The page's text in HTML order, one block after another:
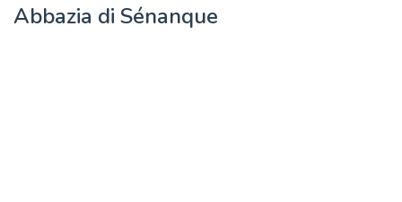
Abbazia di Sénanque